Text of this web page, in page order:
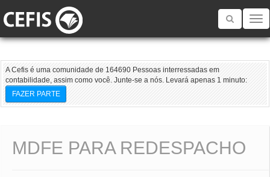
Toggle
A Cefis é uma comunidade de 164690 Pessoas interressadas em
contabilidade, assim como você. Junte-se a nós. Levará apenas 1 minuto:
FAZER PARTE
MDFE PARA REDESPACHO